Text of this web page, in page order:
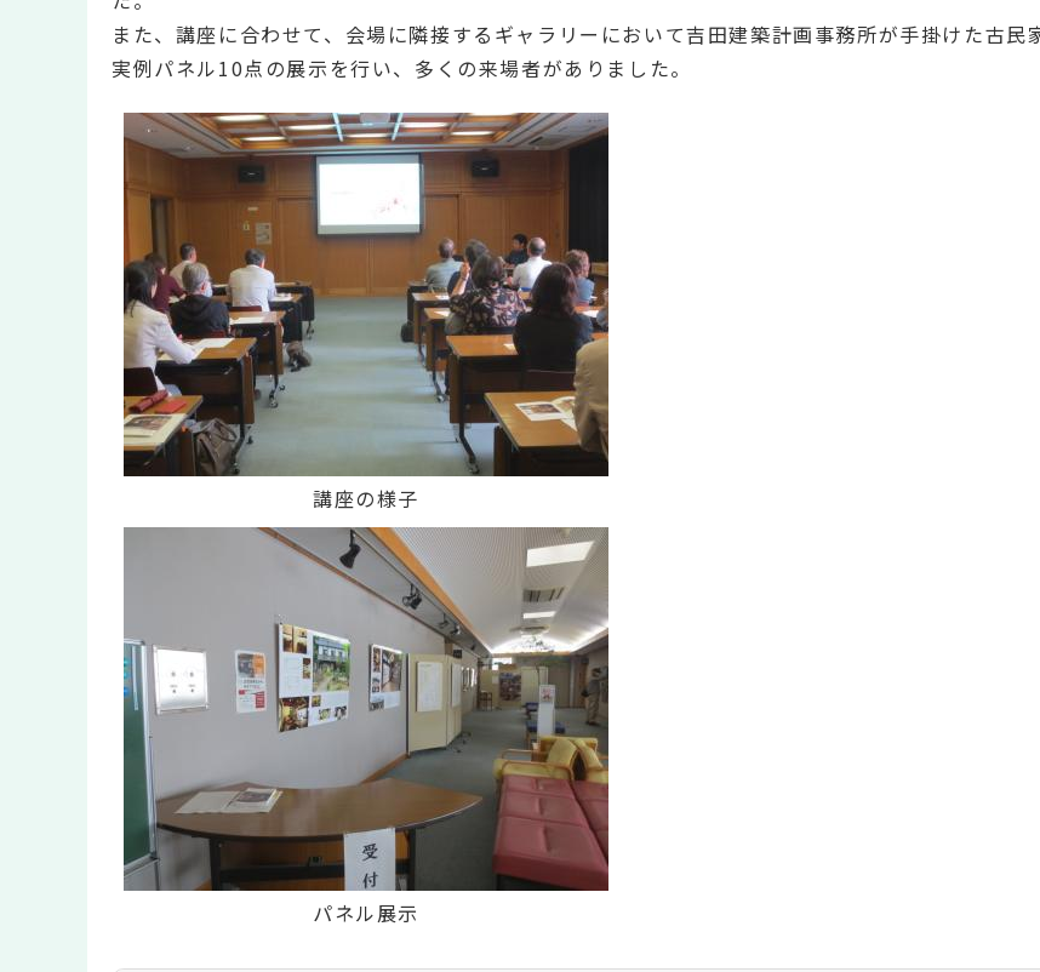
また、講座に合わせて、会場に隣接するギャラリーにおいて吉田建築計画事務所が手掛けた古民
実例パネル10点の展示を行い、多くの来場者がありました。
講座の様子
パネル展示